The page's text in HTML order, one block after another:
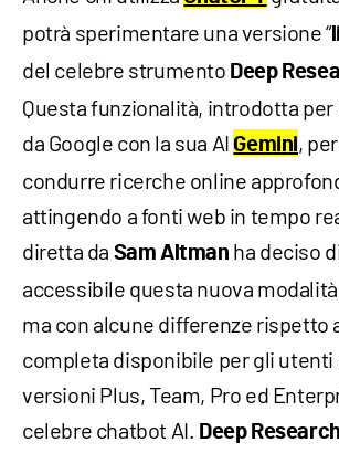
potrà sperimentare una versione “
del celebre strumento Deep
Questa funzionalità, introdotta per
da Google con la sua AI Gemini,
condurre ricerche online
attingendo a fonti web in tempo
diretta da Sam Altman ha deciso
accessibile questa nuova
ma con alcune differenze rispetto
completa disponibile per gli utenti
versioni Plus, Team, Pro ed
celebre chatbot AI. Deep